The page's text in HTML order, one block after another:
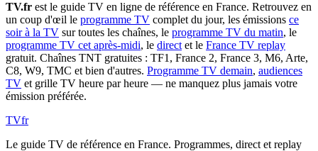
TV.fr est le guide TV en ligne de référence en France. Retrouvez en
un coup d'œil le programme TV complet du jour, les émissions ce
soir à la TV sur toutes les chaînes, le programme TV du matin, le
programme TV cet après-midi, le directet le France TV replay
gratuit. Chaînes TNT gratuites : TF1, France 2, France 3, M6, Arte,
C8, W9, TMC et bien d'autres. Programme TV demain, audiences
TV et grille TV heure par heure — ne manquez plus jamais votre
émission préférée.
TVfr
Le guide TV de référence en France. Programmes, direct et replay